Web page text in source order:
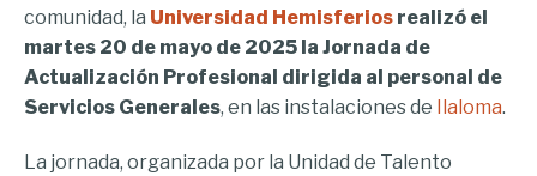
comunidad, la Universidad Hemisferios realizó el
martes 20 de mayo de 2025 la Jornada de
Actualización Profesional dirigida al personal de
Servicios Generales, en las instalaciones de Ilaloma.
La jornada, organizada por la Unidad de Talento